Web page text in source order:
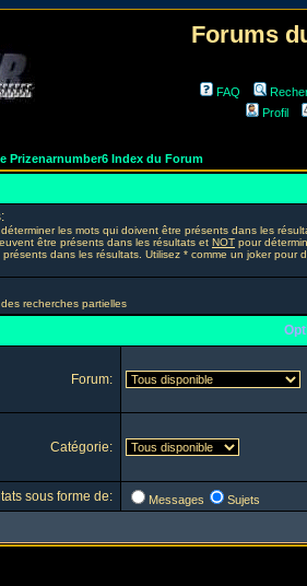
Forums
FAQ
Profil
Prizenarnumber6 Index du Forum
les mots qui doivent être présents dans les
être présents dans les résultats et NOT pour
dans les résultats. Utilisez * comme un joker pour
recherches partielles
Forum:
Catégorie:
sous forme de: Messages Sujets